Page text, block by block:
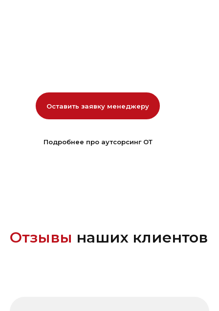
Оставить заявку менеджеру
Подробнее про аутсорсинг ОТ
Отзывы наших клиентов